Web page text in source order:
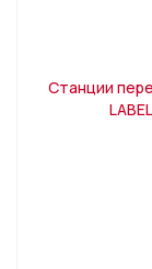
Станции